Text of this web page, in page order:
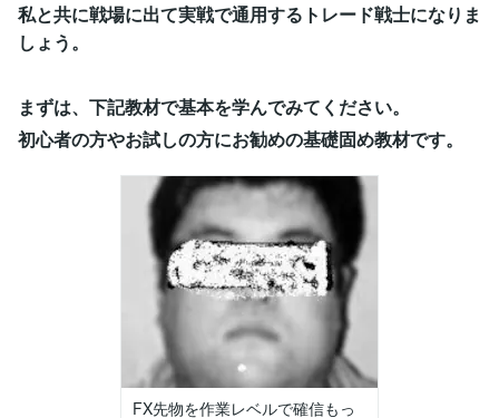
私と共に戦場に出て実戦で通用するトレード戦士になりま
しょう。
まずは、下記教材で基本を学んでみてください。
初心者の方やお試しの方にお勧めの基礎固め教材です。
FX先物を作業レベルで確信もっ